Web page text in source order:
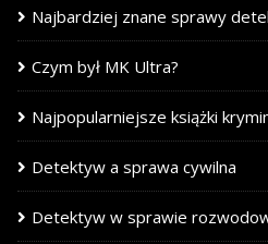
Najbardziej znane sprawy
Czym był MK Ultra?
Najpopularniejsze książki
Detektyw a sprawa cywilna
Detektyw w sprawie